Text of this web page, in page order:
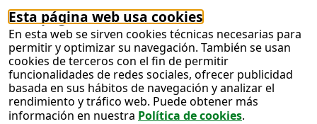
Esta página web usa cookies
En esta web se sirven cookies técnicas necesarias para
permitir y optimizar su navegación. También se usan
cookies de terceros con el fin de permitir
funcionalidades de redes sociales, ofrecer publicidad
basada en sus hábitos de navegación y analizar el
rendimiento y tráfico web. Puede obtener más
información en nuestra Política de cookies.